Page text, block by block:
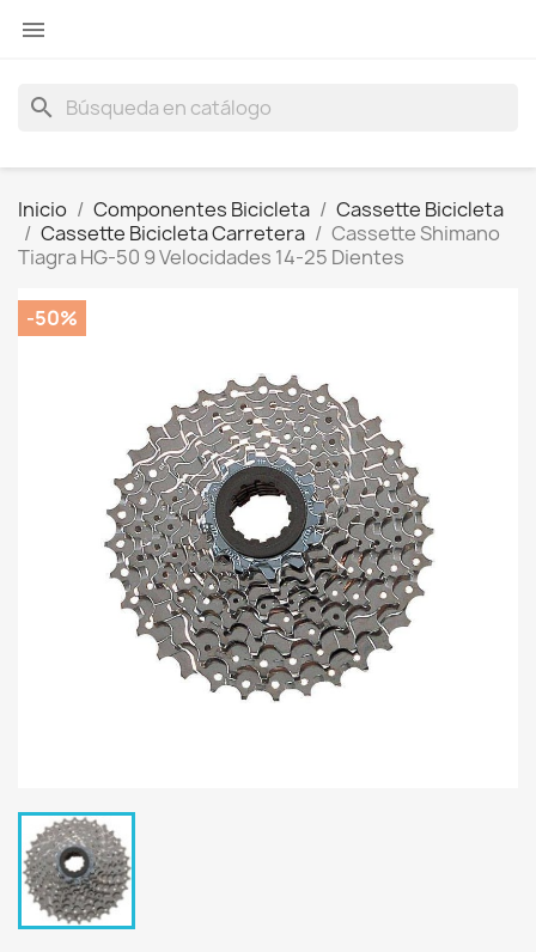

search
Inicio Componentes Bicicleta
Cassette Bicicleta
Cassette Bicicleta Carretera
Cassette Shimano
Tiagra HG-50 9 Velocidades 14-25 Dientes
-50%